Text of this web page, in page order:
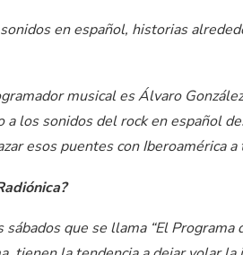
en español, historias
musical es Álvaro
a los sonidos del rock en español
esos puentes con Iberoamérica a
que se llama “El